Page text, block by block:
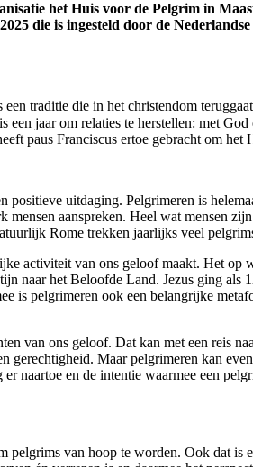
het Huis voor de Pelgrim in
die is ingesteld door de
traditie die in het christendom
jaar om relaties te herstellen: met
paus Franciscus ertoe gebracht om het
uitdaging. Pelgrimeren is
aanspreken. Heel wat mensen
Rome trekken jaarlijks veel
activiteit van ons geloof maakt. Het
naar het Beloofde Land. Jezus ging als
is pelgrimeren ook een belangrijke
van ons geloof. Dat kan met een reis
gerechtigheid. Maar pelgrimeren kan
naartoe en de intentie waarmee een
pelgrims van hoop te worden. Ook dat